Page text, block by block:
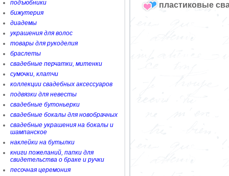
подъюбники
бижутерия
диадемы
украшения для волос
товары для рукоделия
браслеты
свадебные перчатки, митенки
сумочки, клатчи
коллекции свадебных аксессуаров
подвязки для невесты
свадебные бутоньерки
свадебные бокалы для новобрачных
свадебные украшения на бокалы и
шампанское
наклейки на бутылки
книги пожеланий, папки для
свидетельства о браке и ручки
песочная церемония
пластиковые